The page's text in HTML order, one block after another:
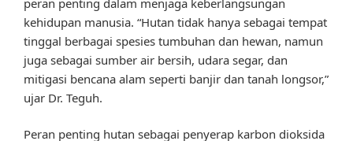
kehidupan manusia. “Hutan tidak hanya sebagai tempat
tinggal berbagai spesies tumbuhan dan hewan, namun
juga sebagai sumber air bersih, udara segar, dan
mitigasi bencana alam seperti banjir dan tanah longsor,”
ujar Dr. Teguh.
Peran penting hutan sebagai penyerap karbon dioksida